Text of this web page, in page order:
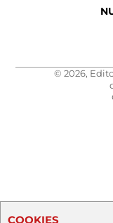
© 2026,
COOKIES